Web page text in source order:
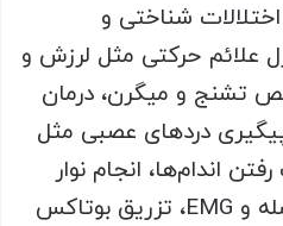
شناختی و
علائم حرکتی مثل لرزش و
تشنج و میگرن، درمان
دردهای عصبی مثل
اندام‌ها، انجام نوار
مغز، نوار عصب و عضله و EMG، تزریق بوتاکس